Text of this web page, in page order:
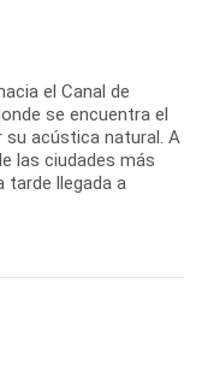
el Canal de
se encuentra el
acústica natural. A
las ciudades más
tarde llegada a